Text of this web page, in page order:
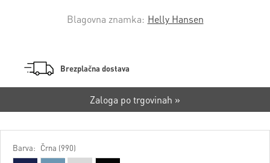
Blagovna znamka: Helly Hansen
Brezplačna dostava
Zaloga po trgovinah »
Barva: Črna (990)